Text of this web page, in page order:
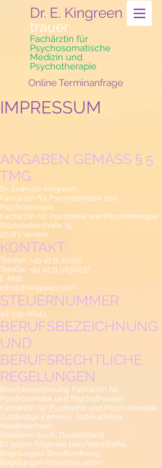
Dr. E. Kingreen
trauer
Fachärztin für
Psychosomatische
Medizin und
Psychotherapie
Online Terminanfrage
IMPRESSUM
ANGABEN GEMÄSS § 5
TMG
Dr. Erdmute Kingreen
Fachärztin für Psychosomatik und
Psychotherapie
Fachärztin für Psychiatrie und Psychotherapie
Störtebekerstraße 15
27283 Verden
KONTAKT:
Telefon: +49 4231 72936
Telefax: +49 4231 9856037
E-Mail:
info@drkingreen.com
STEUERNUMMER
48-139-08143
BERUFSBEZEICHNUNG
UND
BERUFSRECHTLICHE
REGELUNGEN
Berufsbezeichnung: Fachärztin für
Psychosomatik und Psychotherapie
Fachärztin für Psychiatrie und Psychotherapie
Zuständige Kammer: Ärztekammer
Niedersachsen
Verliehen durch: Deutschland
Es gelten folgende berufsrechtliche
Regelungen: Berufsordnung
Regelungen einsehbar unter: